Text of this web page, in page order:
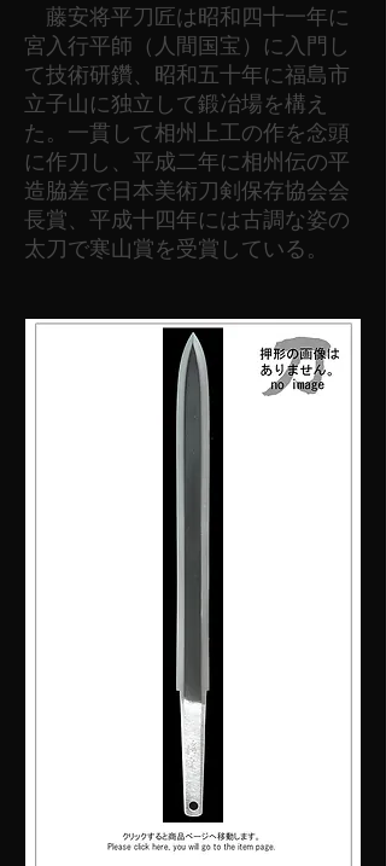
藤安将平刀匠は昭和四十一年に
宮入行平師（人間国宝）に入門し
て技術研鑽、昭和五十年に福島市
立子山に独立して鍛冶場を構え
た。一貫して相州上工の作を念頭
に作刀し、平成二年に相州伝の平
造脇差で日本美術刀剣保存協会会
長賞、平成十四年には古調な姿の
太刀で寒山賞を受賞している。